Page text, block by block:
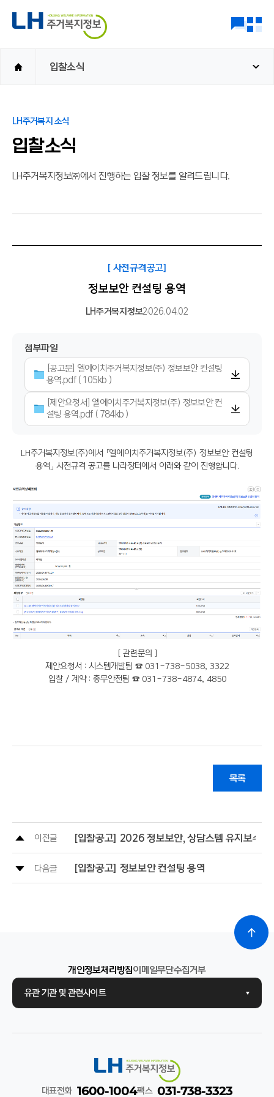
입찰소식
LH주거복지 소식
입찰소식
LH주거복지정보㈜에서 진행하는 입찰 정보를 알려드립니다.
[ 사전규격공고]
정보보안 컨설팅 용역
LH주거복지정보2026.04.02
첨부파일
[공고문] 엘에이치주거복지정보(주) 정보보안 컨설팅
용역.pdf ( 105kb )
[제안요청서] 엘에이치주거복지정보(주) 정보보안 컨
설팅 용역.pdf ( 784kb )
LH주거복지정보(주)에서 「엘에이치주거복지정보(주) 정보보안 컨설팅
용역」 사전규격 공고를 나라장터에서 아래와 같이 진행합니다.
[ 관련문의 ]
제안요청서 : 시스템개발팀 ☎ 031-738-5038, 3322
입찰 / 계약 : 총무안전팀 ☎ 031-738-4874, 4850
목록
이전글 [입찰공고] 2026 정보보안, 상담스템 유지보수,
다음글 [입찰공고] 정보보안 컨설팅 용역
개인정보처리방침이메일무단수집거부
유관 기관 및 관련사이트
대표전화 1600-1004팩스 031-738-3323